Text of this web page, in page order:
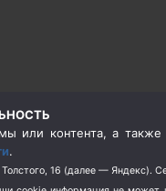
или контента, а
.
16 (далее — Яндекс).